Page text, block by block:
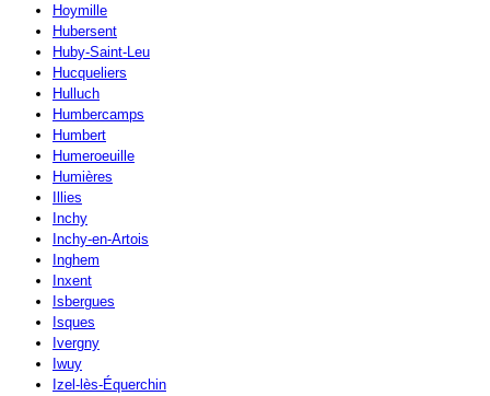
Hoymille
Hubersent
Huby-Saint-Leu
Hucqueliers
Hulluch
Humbercamps
Humbert
Humeroeuille
Humières
Illies
Inchy
Inchy-en-Artois
Inghem
Inxent
Isbergues
Isques
Ivergny
Iwuy
Izel-lès-Équerchin